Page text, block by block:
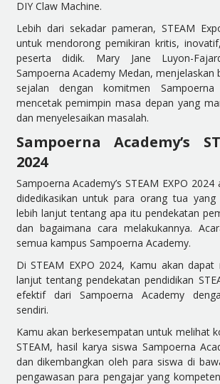
DIY Claw Machine.
Lebih dari sekadar pameran, STEAM
untuk mendorong pemikiran kritis,
peserta didik. Mary Jane Luyon-
Sampoerna Academy Medan, menjelaskan
sejalan dengan komitmen
mencetak pemimpin masa depan yang
dan menyelesaikan masalah.
Sampoerna Academy’s
2024
Sampoerna Academy’s STEAM EXPO
didedikasikan untuk para orang tua yang
lebih lanjut tentang apa itu pendekatan
dan bagaimana cara melakukannya.
semua kampus Sampoerna Academy.
Di STEAM EXPO 2024, Kamu akan
lanjut tentang pendekatan pendidikan
efektif dari Sampoerna Academy
sendiri.
Kamu akan berkesempatan untuk melihat
STEAM, hasil karya siswa Sampoerna
dan dikembangkan oleh para siswa di
pengawasan para pengajar yang